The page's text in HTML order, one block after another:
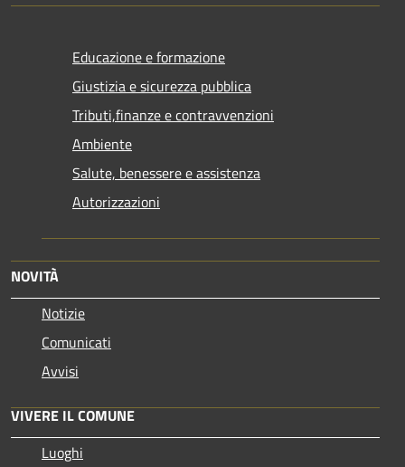
Educazione e formazione
Giustizia e sicurezza pubblica
Tributi,finanze e contravvenzioni
Ambiente
Salute, benessere e assistenza
Autorizzazioni
NOVITÀ
Notizie
Comunicati
Avvisi
VIVERE IL COMUNE
Luoghi